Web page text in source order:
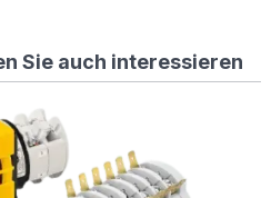
Sie auch interessieren